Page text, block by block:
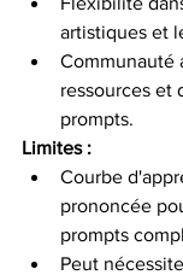
artistiques et
Communauté
ressources et
prompts.​
Limites :
Courbe
prononcée
prompts
Peut